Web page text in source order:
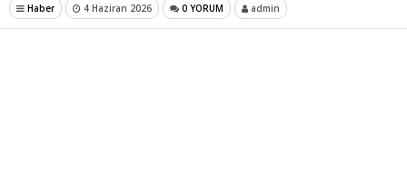
Haber 4 Haziran 2026 0 YORUM admin